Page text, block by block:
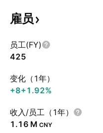
雇员
员工(FY)
425
变化（1年）
+8+1.92%
收入/员工（1年）
‪1.16 M‬ CNY